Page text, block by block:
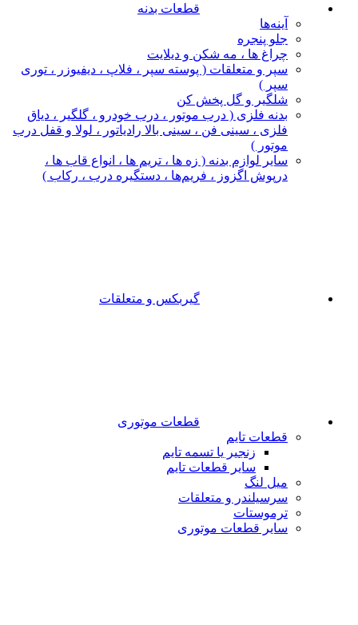
قطعات بدنه
آینه‌ها
جلو پنجره
چراغ‌ ها ، مه‌ شکن و دیلایت
سپر و متعلقات ( پوسته سپر ، فلاپ ، دیفیوزر ، توری
سپر )
شلگیر و گل‌ پخش‌ کن
بدنه فلزی ( درب موتور ، درب خودرو ، گلگیر ، دیاق
فلزی ، سینی فن ، سینی بالا رادیاتور ، لولا و قفل درب
موتور )
سایر لوازم بدنه ( زه ها ، تریم ها ، انواع قاب ها ،
درپوش اگزوز ، فریم‌ها ، دستگیره درب ، رکاب )
گیربکس و متعلقات
قطعات موتوری
قطعات تایم
زنجیر یا تسمه تایم
سایر قطعات تایم
میل لنگ
سرسیلندر و متعلقات
ترموستات
سایر قطعات موتوری